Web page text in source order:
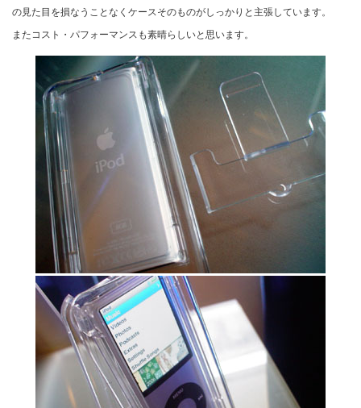
の見た目を損なうことなくケースそのものがしっかりと主張しています。
またコスト・パフォーマンスも素晴らしいと思います。